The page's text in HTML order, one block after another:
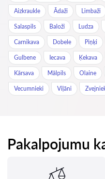
Aizkraukle Ādaži Limbaži
Salaspils Baloži Ludza
Carnikava Dobele Piņķi
Gulbene Iecava Ķekava
Kārsava Mālpils Olaine
Vecumnieki Viļāni
Pakalpojumu